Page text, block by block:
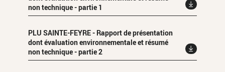
non technique - partie 1
PLU SAINTE-FEYRE - Rapport de présentation
dont évaluation environnementale et résumé
non technique - partie 2